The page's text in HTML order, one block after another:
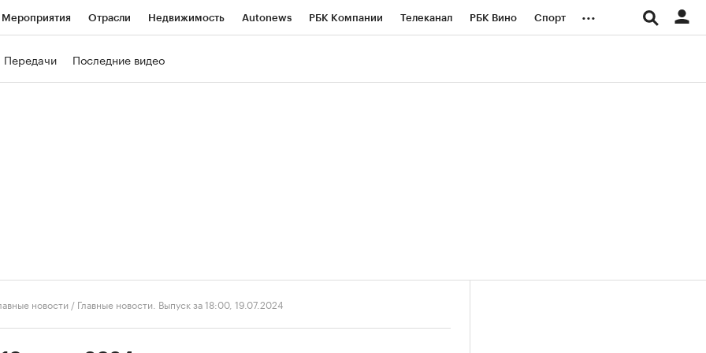
Мероприятия Отрасли Недвижимость Autonews РБК Компании Телеканал РБК Вино Спорт ...
Передачи Последние видео
новости / Главные новости. Выпуск за 18:00, 19.07.2024